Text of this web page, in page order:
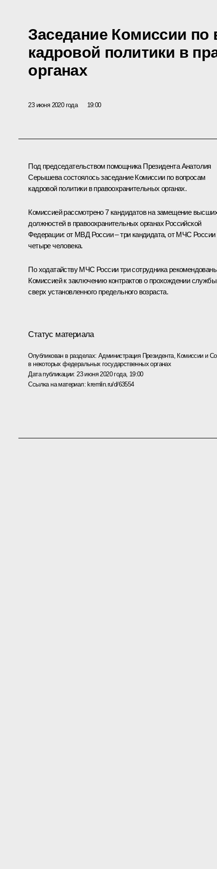
Заседание Комиссии по
кадровой политики в
органах
23 июня 2020 года 19:00
Под председательством помощника ПрезидентаАнатолия
Серышевасостоялось заседание Комиссии по вопросам
кадровой политики в правоохранительных органах.
Комиссией рассмотрено 7 кандидатов на замещение
должностей в правоохранительных органах Российской
Федерации: от МВД России – три кандидата, от МЧС России
четыре человека.
По ходатайству МЧС России три сотрудника
Комиссией к заключению контрактов о прохождении службы
сверх установленного предельного возраста.
Статус материала
Опубликован в разделах: Администрация Президента, Комиссии и
в некоторых федеральных государственных органах
Дата публикации: 23 июня 2020 года, 19:00
Ссылка на материал:kremlin.ru/d/63554